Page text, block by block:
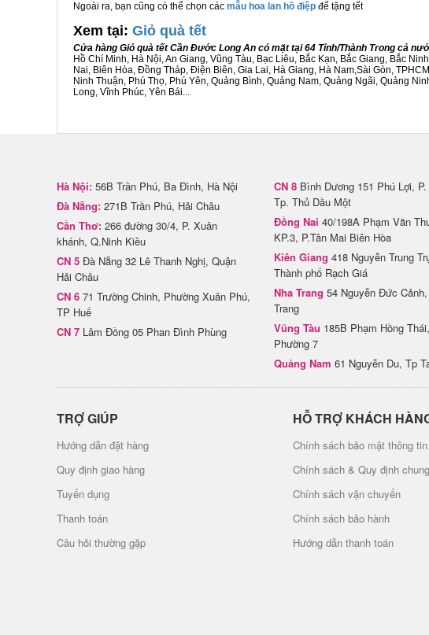
Ngoài ra, bạn cũng có thể chọn các mẫu hoa lan hồ điệp để tặng tết
Xem tại: Giỏ quà tết
Cửa hàng Giỏ quà tết Cần Đước Long An có mặt tại 64 Tỉnh/Thành Trong cả
Hồ Chí Minh, Hà Nội, An Giang, Vũng Tàu, Bạc Liêu, Bắc Kạn, Bắc Giang, Bắc
Nai, Biên Hòa, Đồng Tháp, Điện Biên, Gia Lai, Hà Giang, Hà Nam,Sài Gòn,
Ninh Thuận, Phú Thọ, Phú Yên, Quảng Bình, Quảng Nam, Quảng Ngãi, Quảng
Long, Vĩnh Phúc, Yên Bái...
Hà Nội: 56B Trần Phú, Ba Đình, Hà Nội
Đà Nẵng: 271B Trần Phú, Hải Châu
Cần Thơ: 266 đường 30/4, P. Xuân
khánh, Q.Ninh Kiều
CN 5 Đà Nẵng 32 Lê Thanh Nghị, Quận
Hải Châu
CN 6 71 Trường Chinh, Phường Xuân Phú,
TP Huế
CN 7 Lâm Đồng 05 Phan Đình Phùng
CN 8 Bình Dương 151 Phú Lợi,
Tp. Thủ Dầu Một
Đồng Nai 40/198A Phạm Văn
KP.3, P.Tân Mai Biên Hòa
Kiên Giang 418 Nguyễn Trung
Thành phố Rạch Giá
Nha Trang 54 Nguyễn Đức
Trang
Vũng Tàu 185B Phạm Hồng Thái,
Phường 7
Quảng Nam 61 Nguyễn Du, Tp
TRỢ GIÚP
Hướng dẫn đặt hàng
Quy định giao hàng
Tuyển dụng
Thanh toán
Câu hỏi thường gặp
HỖ TRỢ KHÁCH
Chính sách bảo mật thông tin
Chính sách & Quy định chung
Chính sách vận chuyển
Chính sách bảo hành
Hướng dẫn thanh toán